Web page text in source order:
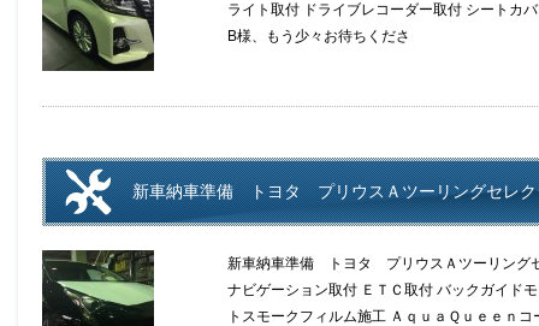
ライト取付 ドライブレコーダー取付 シートカ
B様、もう少々お待ちくださ
新車納車準備 トヨタ プリウスＡツーリングセレク
新車納車準備 トヨタ プリウスＡツーリング
ナビゲーション取付 ＥＴＣ取付 バックガイド
トスモークフィルム施工 ＡｑｕａＱｕｅｅｎ